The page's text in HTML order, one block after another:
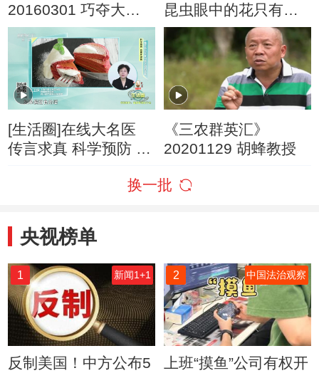
20160301 巧夺大毒
蜂（下 ）
昆虫眼中的花只有三
种颜色？
[生活圈]在线大名医
传言求真 科学预防 远
《三农群英汇》
20201129 胡蜂教授
换一批
央视榜单
1 新闻1+1
反制美国！中方公布5
2 中国法治观察
上班“摸鱼”公司有权开